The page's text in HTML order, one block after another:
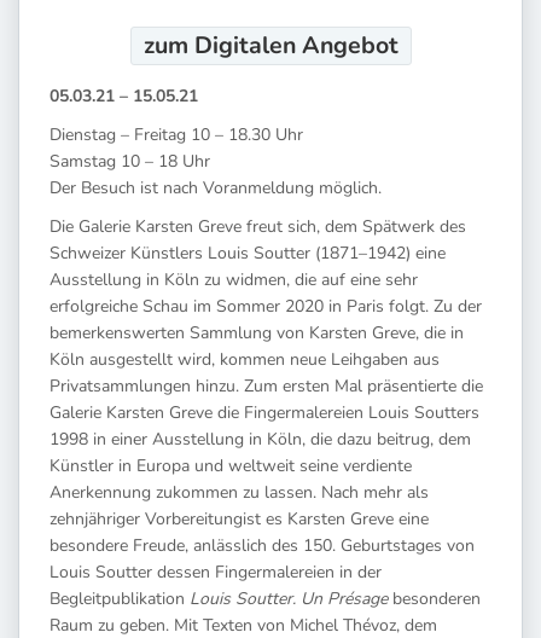
zum DigitalenAngebot
05.03.21 – 15.05.21
Dienstag – Freitag 10 – 18.30 Uhr
Samstag 10 – 18 Uhr
Der Besuch ist nach Voranmeldung möglich.
Die Galerie Karsten Greve freut sich, dem Spätwerk des
Schweizer Künstlers Louis Soutter (1871–1942) eine
Ausstellung in Köln zu widmen, die auf eine sehr
erfolgreiche Schau im Sommer 2020 in Paris folgt. Zu der
bemerkenswerten Sammlung von Karsten Greve, die in
Köln ausgestellt wird, kommen neue Leihgaben aus
Privatsammlungen hinzu. Zum ersten Mal präsentierte die
Galerie Karsten Greve die Fingermalereien Louis Soutters
1998 in einer Ausstellung in Köln, die dazu beitrug, dem
Künstler in Europa und weltweit seine verdiente
Anerkennung zukommen zu lassen. Nach mehr als
zehnjähriger Vorbereitungist es Karsten Greve eine
besondere Freude, anlässlich des 150. Geburtstages von
Louis Soutter dessen Fingermalereien in der
Begleitpublikation Louis Soutter. Un Présagebesonderen
Raum zu geben. Mit Texten von Michel Thévoz, dem